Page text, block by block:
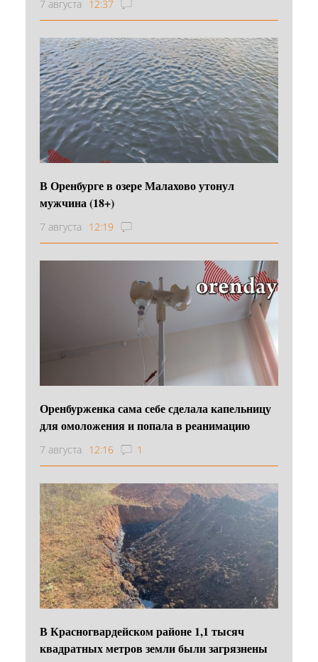
7 августа 12:37
В Оренбурге в озере Малахово утонул
мужчина (18+)
7 августа 12:19
Оренбурженка сама себе сделала капельницу
для омоложения и попала в реанимацию
7 августа 12:16 1
В Красногвардейском районе 1,1 тысяч
квадратных метров земли были загрязнены